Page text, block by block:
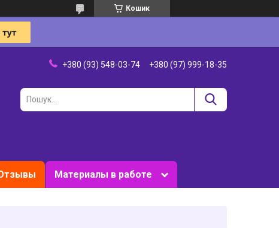
Кошик
+380 (93) 548-03-74 +380 (97) 999-18-35
Материалы в работе